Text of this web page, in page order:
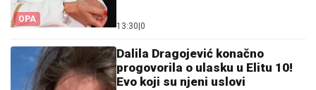
OPA
13:30 0
Dalila Dragojević konačno
progovorila o ulasku u Elitu 10!
Evo koji su njeni uslovi